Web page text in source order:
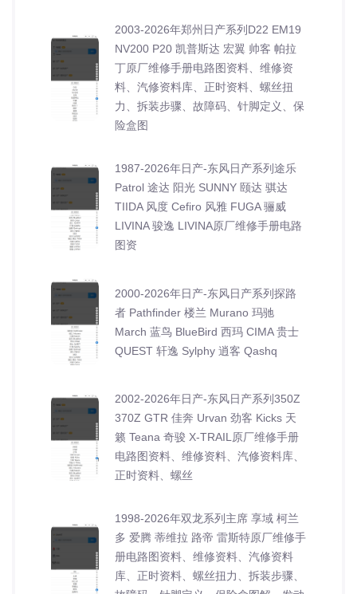
2003-2026年郑州日产系列D22 EM19
NV200 P20 凯普斯达 宏翼 帅客 帕拉
丁原厂维修手册电路图资料、维修资
料、汽修资料库、正时资料、螺丝扭
力、拆装步骤、故障码、针脚定义、保
险盒图
1987-2026年日产-东风日产系列途乐
Patrol 途达 阳光 SUNNY 颐达 骐达
TIIDA 风度 Cefiro 风雅 FUGA 骊威
LIVINA 骏逸 LIVINA原厂维修手册电路
图资
2000-2026年日产-东风日产系列探路
者 Pathfinder 楼兰 Murano 玛驰
March 蓝鸟 BlueBird 西玛 CIMA 贵士
QUEST 轩逸 Sylphy 逍客 Qashq
2002-2026年日产-东风日产系列350Z
370Z GTR 佳奔 Urvan 劲客 Kicks 天
籁 Teana 奇骏 X-TRAIL原厂维修手册
电路图资料、维修资料、汽修资料库、
正时资料、螺丝
1998-2026年双龙系列主席 享域 柯兰
多 爱腾 蒂维拉 路帝 雷斯特原厂维修手
册电路图资料、维修资料、汽修资料
库、正时资料、螺丝扭力、拆装步骤、